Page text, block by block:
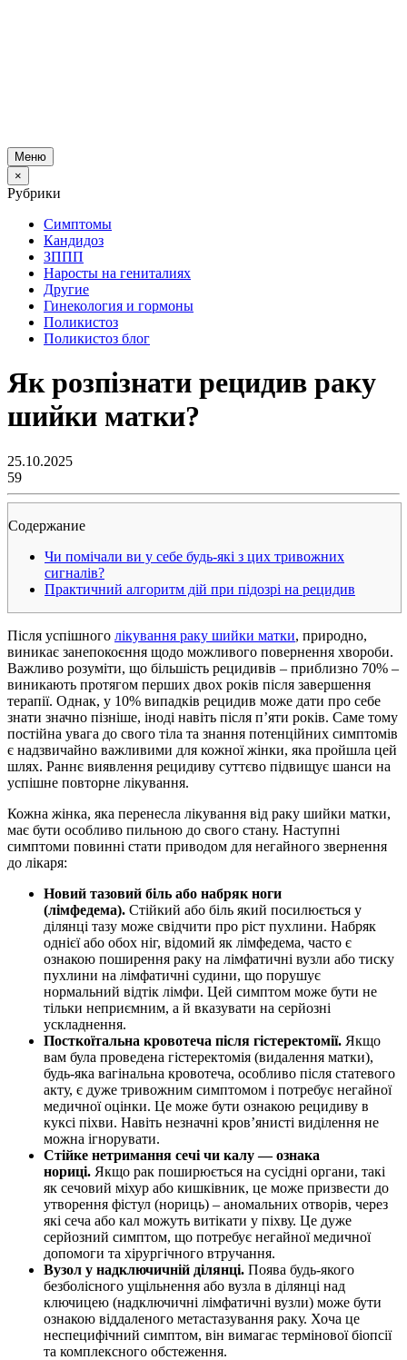
Меню
×
Рубрики
Симптомы
Кандидоз
ЗППП
Наросты на гениталиях
Другие
Гинекология и гормоны
Поликистоз
Поликистоз блог
Як розпізнати рецидив раку
шийки матки?
25.10.2025
59
Содержание
Чи помічали ви у себе будь-які з цих тривожних
сигналів?
Практичний алгоритм дій при підозрі на рецидив
Після успішного лікування раку шийки матки, природно,
виникає занепокоєння щодо можливого повернення хвороби.
Важливо розуміти, що більшість рецидивів – приблизно 70% –
виникають протягом перших двох років після завершення
терапії. Однак, у 10% випадків рецидив може дати про себе
знати значно пізніше, іноді навіть після п’яти років. Саме тому
постійна увага до свого тіла та знання потенційних симптомів
є надзвичайно важливими для кожної жінки, яка пройшла цей
шлях. Раннє виявлення рецидиву суттєво підвищує шанси на
успішне повторне лікування.
Кожна жінка, яка перенесла лікування від раку шийки матки,
має бути особливо пильною до свого стану. Наступні
симптоми повинні стати приводом для негайного звернення
до лікаря:
Новий тазовий біль або набряк ноги
(лімфедема). Стійкий або біль який посилюється у
ділянці тазу може свідчити про ріст пухлини. Набряк
однієї або обох ніг, відомий як лімфедема, часто є
ознакою поширення раку на лімфатичні вузли або тиску
пухлини на лімфатичні судини, що порушує
нормальний відтік лімфи. Цей симптом може бути не
тільки неприємним, а й вказувати на серйозні
ускладнення.
Посткоїтальна кровотеча після гістеректомії. Якщо
вам була проведена гістеректомія (видалення матки),
будь-яка вагінальна кровотеча, особливо після статевого
акту, є дуже тривожним симптомом і потребує негайної
медичної оцінки. Це може бути ознакою рецидиву в
куксі піхви. Навіть незначні кров’янисті виділення не
можна ігнорувати.
Стійке нетримання сечі чи калу — ознака
нориці. Якщо рак поширюється на сусідні органи, такі
як сечовий міхур або кишківник, це може призвести до
утворення фістул (нориць) – аномальних отворів, через
які сеча або кал можуть витікати у піхву. Це дуже
серйозний симптом, що потребує негайної медичної
допомоги та хірургічного втручання.
Вузол у надключичній ділянці. Поява будь-якого
безболісного ущільнення або вузла в ділянці над
ключицею (надключичні лімфатичні вузли) може бути
ознакою віддаленого метастазування раку. Хоча це
неспецифічний симптом, він вимагає термінової біопсії
та комплексного обстеження.